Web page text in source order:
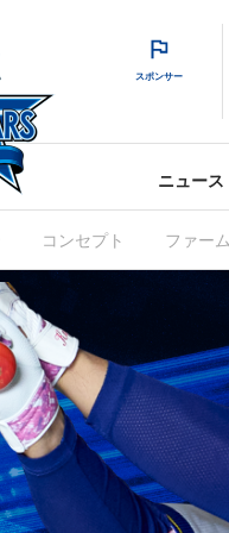
スポンサー
ニュース
コンセプト ファー